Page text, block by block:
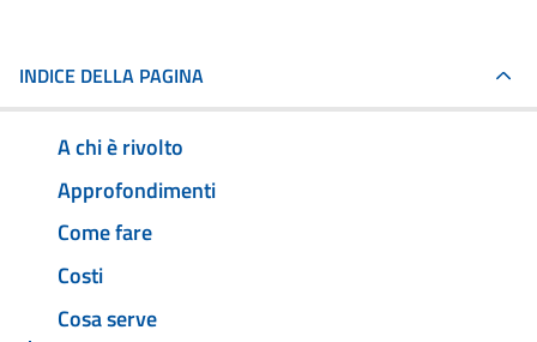
INDICE DELLA PAGINA
A chi è rivolto
Approfondimenti
Come fare
Costi
Cosa serve